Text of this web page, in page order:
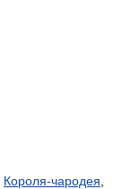
Короля-чародея